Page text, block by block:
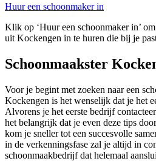
Huur een schoonmaker in
Klik op ‘Huur een schoonmaker in’
uit Kockengen in te huren die bij je
Schoonmaakster
Voor je begint met zoeken naar een
Kockengen is het wenselijk dat je het
Alvorens je het eerste bedrijf
het belangrijk dat je even deze tips
kom je sneller tot een succesvolle
in de verkenningsfase zal je altijd in
schoonmaakbedrijf dat helemaal